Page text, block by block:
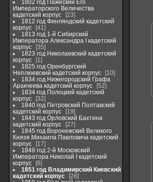
1802 год Пажеский Его
Императорского Величества
кадетский корпус
23
1812 год Финляндский кадетский
корпус
41
1813 год 1-й Сибирский
Императора Александра I кадетский
корпус
35
1823 год Николаевский кадетский
корпус
1
1825 год Оренбургский
Неплюевский кадетский корпус
10
1834 год Нижегородский Графа
Аракчеева кадетский корпус
52
1834 год Полоцкий кадетский
корпус
32
1840 год Петровский Полтавский
кадетский корпус
19
1843 год Орловский Бахтина
кадетский корпус
27
1845 год Воронежский Великого
Князя Михаила Павловича кадетский
корпус
17
1849 год 2-й Московский
Императора Николай I кадетский
корпус
6
1851 год Владимирский Киевский
кадетский корпус
28